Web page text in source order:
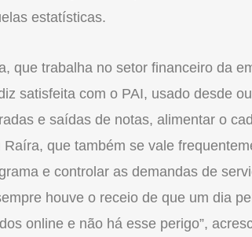
estatísticas.
que trabalha no setor financeiro da
satisfeita com o PAI, usado desde
e saídas de notas, alimentar o
Raíra, que também se vale
e controlar as demandas de
houve o receio de que um dia
online e não há esse perigo”,